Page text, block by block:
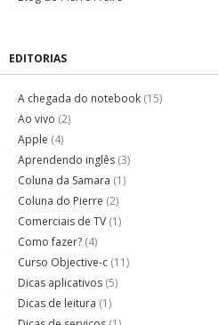
EDITORIAS
A chegada do notebook (15)
Ao vivo (2)
Apple (4)
Aprendendo inglês (3)
Coluna da Samara (1)
Coluna do Pierre (2)
Comerciais de TV (1)
Como fazer? (4)
Curso Objective-c (11)
Dicas aplicativos (5)
Dicas de leitura (1)